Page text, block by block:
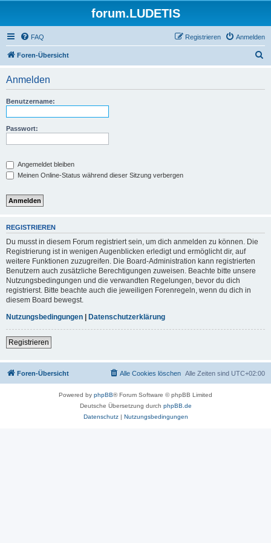
forum.LUDETIS
FAQ Anmelden
Registrieren
Foren-Übersicht
Anmelden
Benutzername:
Passwort:
Angemeldet bleiben
Meinen Online-Status während dieser Sitzung verbergen
REGISTRIEREN
Du musst in diesem Forum registriert sein, um dich anmelden zu können. Die
Registrierung ist in wenigen Augenblicken erledigt und ermöglicht dir, auf
weitere Funktionen zuzugreifen. Die Board-Administration kann registrierten
Benutzern auch zusätzliche Berechtigungen zuweisen. Beachte bitte unsere
Nutzungsbedingungen und die verwandten Regelungen, bevor du dich
registrierst. Bitte beachte auch die jeweiligen Forenregeln, wenn du dich in
diesem Board bewegst.
Nutzungsbedingungen | Datenschutzerklärung
Registrieren
Foren-Übersicht Alle Zeiten sind UTC+02:00
Alle Cookies löschen
Powered by phpBB® Forum Software © phpBB Limited
Deutsche Übersetzung durch phpBB.de
Datenschutz| Nutzungsbedingungen